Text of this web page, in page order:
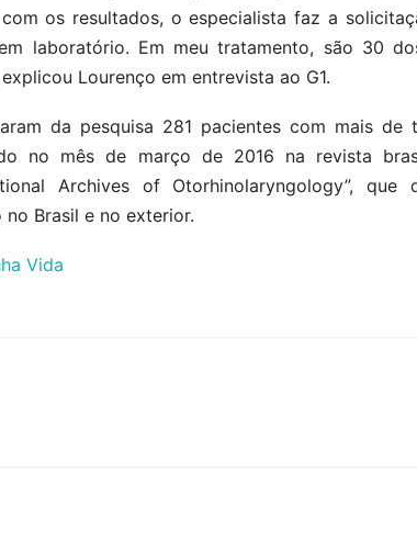
os resultados, o especialista faz a
laboratório. Em meu tratamento, são 30
explicou Lourenço em entrevista ao G1.
da pesquisa 281 pacientes com mais
no mês de março de 2016 na revista
Archives of Otorhinolaryngology”,
Brasil e no exterior.
Vida